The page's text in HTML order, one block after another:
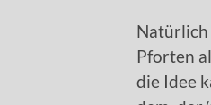
Natürlich
Pforten
die Idee